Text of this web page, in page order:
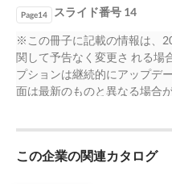
ージに対して、スイッチング
圧保 護回路が内蔵。 （過電圧
-55kVを印加したときのスイ
Page14 スライド番号 14
※この冊子に記載の情報は、
関して予告なく変更さ れる場
プションは継続的にアップデ
面は最新のものと異なる場合
この企業の関連カタログ